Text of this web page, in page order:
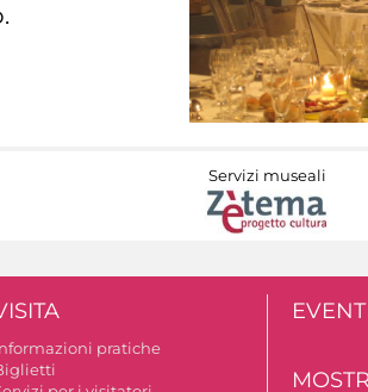
Servizi museali
pratiche